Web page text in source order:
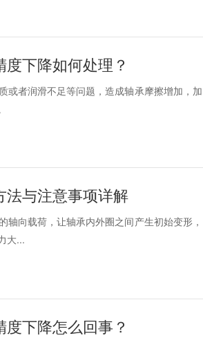
下降如何处理？
或者润滑不足等问题，造成轴承摩擦增加，加
法与注意事项详解
向载荷，让轴承内外圈之间产生初始变形，
大...
下降怎么回事？